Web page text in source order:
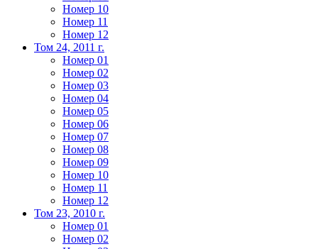
Номер 10
Номер 11
Номер 12
Том 24, 2011 г.
Номер 01
Номер 02
Номер 03
Номер 04
Номер 05
Номер 06
Номер 07
Номер 08
Номер 09
Номер 10
Номер 11
Номер 12
Том 23, 2010 г.
Номер 01
Номер 02